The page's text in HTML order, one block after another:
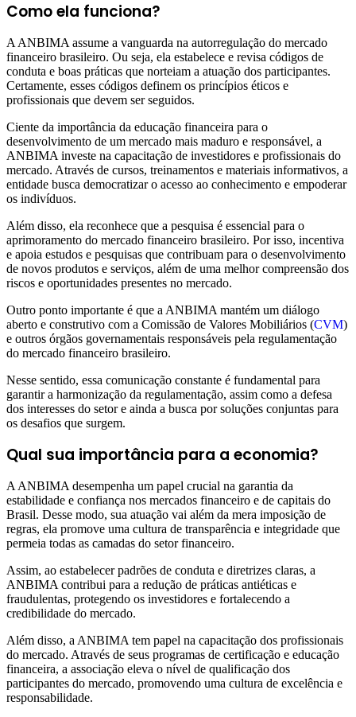
Como ela funciona?
A ANBIMA assume a vanguarda na autorregulação do mercado
financeiro brasileiro. Ou seja, ela estabelece e revisa códigos de
conduta e boas práticas que norteiam a atuação dos participantes.
Certamente, esses códigos definem os princípios éticos e
profissionais que devem ser seguidos.
Ciente da importância da educação financeira para o
desenvolvimento de um mercado mais maduro e responsável, a
ANBIMA investe na capacitação de investidores e profissionais do
mercado. Através de cursos, treinamentos e materiais informativos, a
entidade busca democratizar o acesso ao conhecimento e empoderar
os indivíduos.
Além disso, ela reconhece que a pesquisa é essencial para o
aprimoramento do mercado financeiro brasileiro. Por isso, incentiva
e apoia estudos e pesquisas que contribuam para o desenvolvimento
de novos produtos e serviços, além de uma melhor compreensão dos
riscos e oportunidades presentes no mercado.
Outro ponto importante é que a ANBIMA mantém um diálogo
aberto e construtivo com a Comissão de Valores Mobiliários (CVM)
e outros órgãos governamentais responsáveis pela regulamentação
do mercado financeiro brasileiro.
Nesse sentido, essa comunicação constante é fundamental para
garantir a harmonização da regulamentação, assim como a defesa
dos interesses do setor e ainda a busca por soluções conjuntas para
os desafios que surgem.
Qual sua importância para a economia?
A ANBIMA desempenha um papel crucial na garantia da
estabilidade e confiança nos mercados financeiro e de capitais do
Brasil. Desse modo, sua atuação vai além da mera imposição de
regras, ela promove uma cultura de transparência e integridade que
permeia todas as camadas do setor financeiro.
Assim, ao estabelecer padrões de conduta e diretrizes claras, a
ANBIMA contribui para a redução de práticas antiéticas e
fraudulentas, protegendo os investidores e fortalecendo a
credibilidade do mercado.
Além disso, a ANBIMA tem papel na capacitação dos profissionais
do mercado. Através de seus programas de certificação e educação
financeira, a associação eleva o nível de qualificação dos
participantes do mercado, promovendo uma cultura de excelência e
responsabilidade.